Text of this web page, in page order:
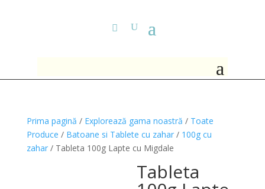
Prima pagină / Explorează gama noastră / Toate
Produce / Batoane si Tablete cu zahar/ 100g cu
zahar/ Tableta 100g Lapte cu Migdale
Tableta